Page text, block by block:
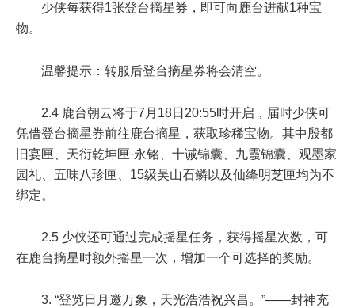
少侠每获得1张登台摘星券，即可向鹿台进献1种宝
物。
温馨提示：转服后登台摘星券将会清空。
2.4 鹿台朝云将于7月18日20:55时开启，届时少侠可
凭借登台摘星券前往鹿台摘星，获取珍稀宝物。其中殷都
旧宴匣、天衍乾坤匣·永铭、十诫锦囊、九霞锦囊、观墨家
园礼、五味八珍匣、15级吴山石鳞以及仙绛明芝匣均为不
绑定。
2.5 少侠还可通过完成摇星任务，获得摇星次数，可
在鹿台摘星时额外摇星一次，增加一个可选择的奖励。
3. “登览日月邀万象，天光浩浩祝兴昌。”——封神充